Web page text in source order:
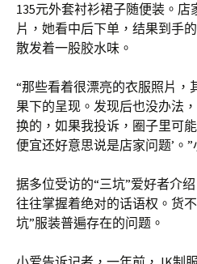
135元外套衬衫裙子随便装。店
片，她看中后下单，结果到手
散发着一股胶水味。
“那些看着很漂亮的衣服照片，
果下的呈现。发现后也没办法
换的，如果我投诉，圈子里可
便宜还好意思说是店家问题’。”
据多位受访的“三坑”爱好者介
往往掌握着绝对的话语权。货
坑”服装普遍存在的问题。